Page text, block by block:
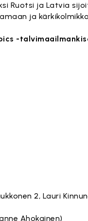
Ruotsi ja Latvia
ja
-
2, Lauri
Ahokainen)